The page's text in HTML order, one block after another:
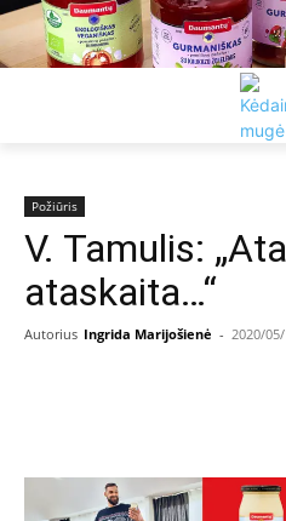
Požiūris
V. Tamulis:
ataskaita…“
Autorius Ingrida Marijošienė - 2020/